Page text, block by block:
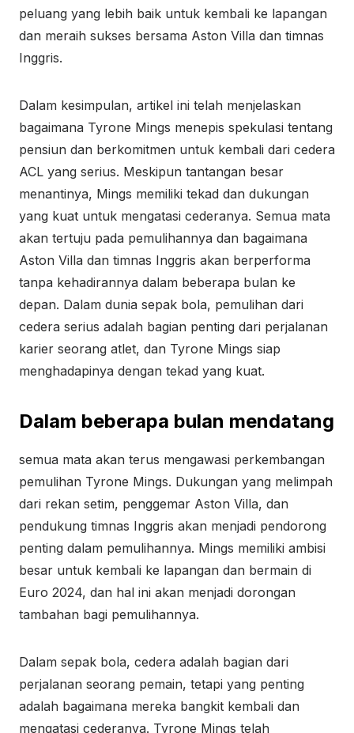
peluang yang lebih baik untuk kembali ke lapangan
dan meraih sukses bersama Aston Villa dan timnas
Inggris.
Dalam kesimpulan, artikel ini telah menjelaskan
bagaimana Tyrone Mings menepis spekulasi tentang
pensiun dan berkomitmen untuk kembali dari cedera
ACL yang serius. Meskipun tantangan besar
menantinya, Mings memiliki tekad dan dukungan
yang kuat untuk mengatasi cederanya. Semua mata
akan tertuju pada pemulihannya dan bagaimana
Aston Villa dan timnas Inggris akan berperforma
tanpa kehadirannya dalam beberapa bulan ke
depan. Dalam dunia sepak bola, pemulihan dari
cedera serius adalah bagian penting dari perjalanan
karier seorang atlet, dan Tyrone Mings siap
menghadapinya dengan tekad yang kuat.
Dalam beberapa bulan mendatang
semua mata akan terus mengawasi perkembangan
pemulihan Tyrone Mings. Dukungan yang melimpah
dari rekan setim, penggemar Aston Villa, dan
pendukung timnas Inggris akan menjadi pendorong
penting dalam pemulihannya. Mings memiliki ambisi
besar untuk kembali ke lapangan dan bermain di
Euro 2024, dan hal ini akan menjadi dorongan
tambahan bagi pemulihannya.
Dalam sepak bola, cedera adalah bagian dari
perjalanan seorang pemain, tetapi yang penting
adalah bagaimana mereka bangkit kembali dan
mengatasi cederanya. Tyrone Mings telah